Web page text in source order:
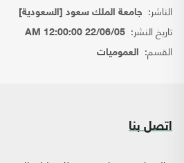
الناشر: جامعة الملك سعود [السعودية]
تاريخ النشر: 22/06/05 12:00:00 AM
القسم: العموميات
اتصل بنا